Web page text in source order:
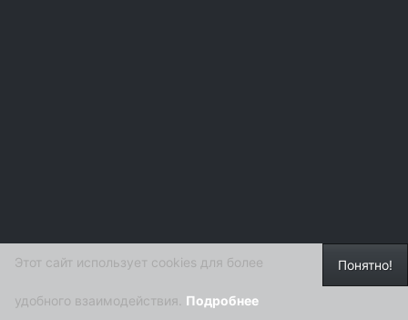
Понятно!
Этот сайт использует cookies для более
удобного взаимодействия. Подробнее